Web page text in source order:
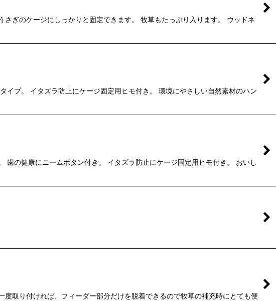
ぎのケージにしっかりと固定できます。 牧草もたっぷり入ります。 ウッドネ
プ。 イタズラ防止にケージ固定用ヒモ付き。 環境にやさしい自然素材のハン
の健康にニームボタン付き。 イタズラ防止にケージ固定用ヒモ付き。 おいし
取り付ければ、フィーダー部分だけを脱着できるので牧草の補充時にとても便